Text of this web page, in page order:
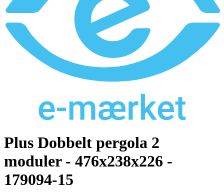
Plus Dobbelt pergola 2
moduler - 476x238x226 -
179094-15